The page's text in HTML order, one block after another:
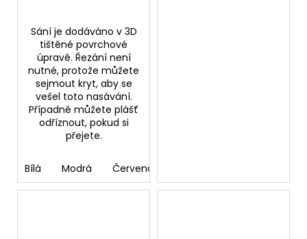
Sání je dodáváno v 3D
tištěné povrchové
úpravě. Řezání není
nutné, protože můžete
sejmout kryt, aby se
vešel toto nasávání.
Případně můžete plášť
odříznout, pokud si
přejete.
Bílá Modrá Červená